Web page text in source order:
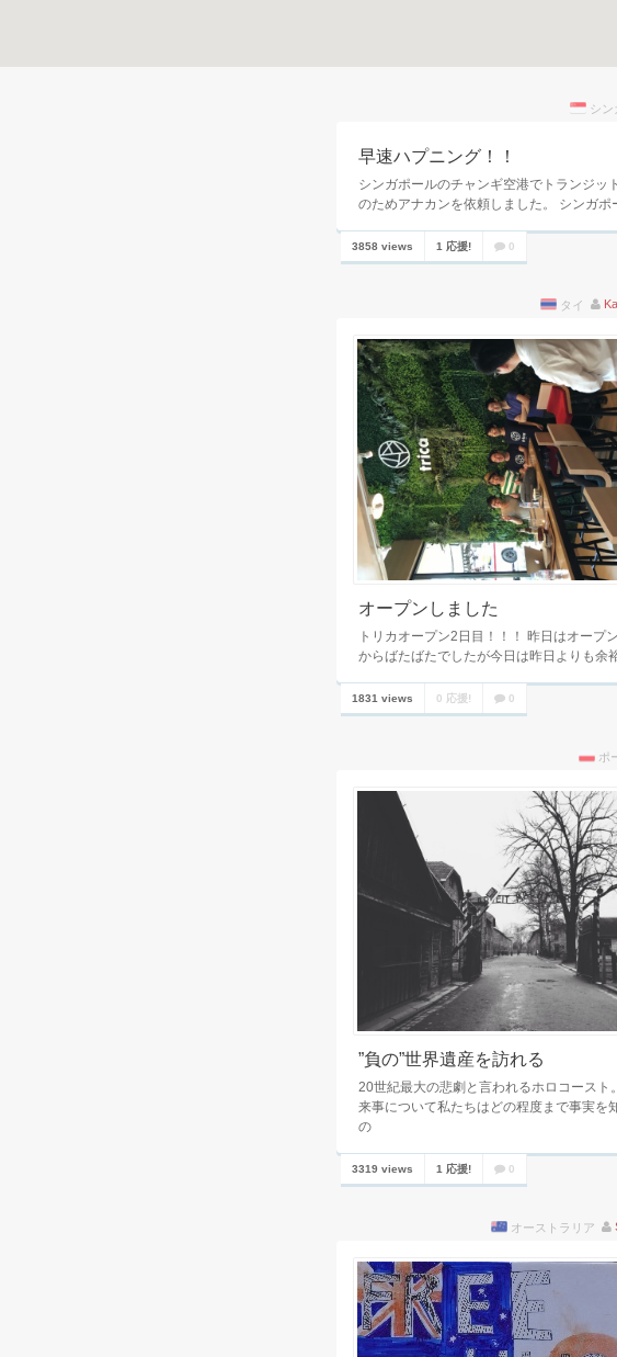
早速ハプニング！！
シンガポールのチャンギ空港でトランジッ
のためアナカンを依頼しました。 シンガポ
シン
3858 views 1 応援! 0
オープンしました
トリカオープン2日目！！！ 昨日はオープ
からばたばたでしたが今日は昨日よりも余
タイ
1831 views 0 応援! 0
”負の”世界遺産を訪れる
20世紀最大の悲劇と言われるホロコースト
来事について私たちはどの程度まで事実を
の
ポ
3319 views 1 応援! 0
オーストラリア